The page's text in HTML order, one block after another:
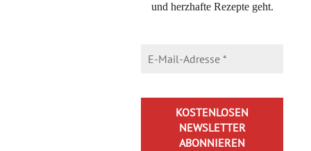
und herzhafte Rezepte geht.
Ich friere sie meistens ein und backe sie dann auf.